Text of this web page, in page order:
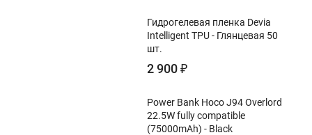
Гидрогелевая пленка Devia
Intelligent TPU - Глянцевая 50
шт.
2 900₽
Power Bank Hoco J94 Overlord
22.5W fully compatible
(75000mAh) - Black